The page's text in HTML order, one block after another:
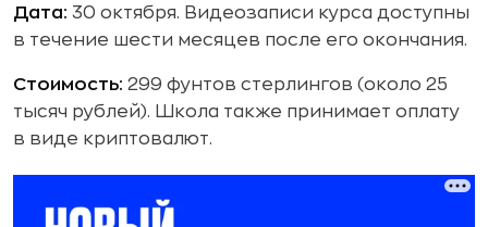
Дата: 30 октября. Видеозаписи курса доступны
в течение шести месяцев после его окончания.
Cтоимость: 299 фунтов стерлингов (около 25
тысяч рублей). Школа также принимает оплату
в виде криптовалют.